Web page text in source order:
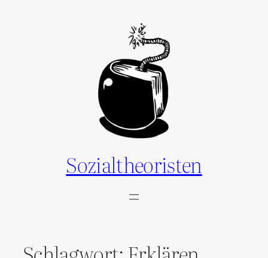
Sozialtheoristen